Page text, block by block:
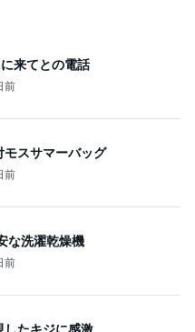
来てとの電話
前
スサマーバッグ
前
な洗濯乾燥機
前
したキジに感激